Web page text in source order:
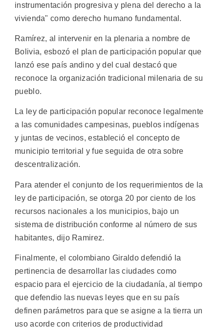
instrumentación progresiva y plena del derecho a la
vivienda" como derecho humano fundamental.
Ramírez, al intervenir en la plenaria a nombre de
Bolivia, esbozó el plan de participación popular que
lanzó ese país andino y del cual destacó que
reconoce la organización tradicional milenaria de su
pueblo.
La ley de participación popular reconoce legalmente
a las comunidades campesinas, pueblos indígenas
y juntas de vecinos, estableció el concepto de
municipio territorial y fue seguida de otra sobre
descentralización.
Para atender el conjunto de los requerimientos de la
ley de participación, se otorga 20 por ciento de los
recursos nacionales a los municipios, bajo un
sistema de distribución conforme al número de sus
habitantes, dijo Ramirez.
Finalmente, el colombiano Giraldo defendió la
pertinencia de desarrollar las ciudades como
espacio para el ejercicio de la ciudadanía, al tiempo
que defendio las nuevas leyes que en su país
definen parámetros para que se asigne a la tierra un
uso acorde con criterios de productividad